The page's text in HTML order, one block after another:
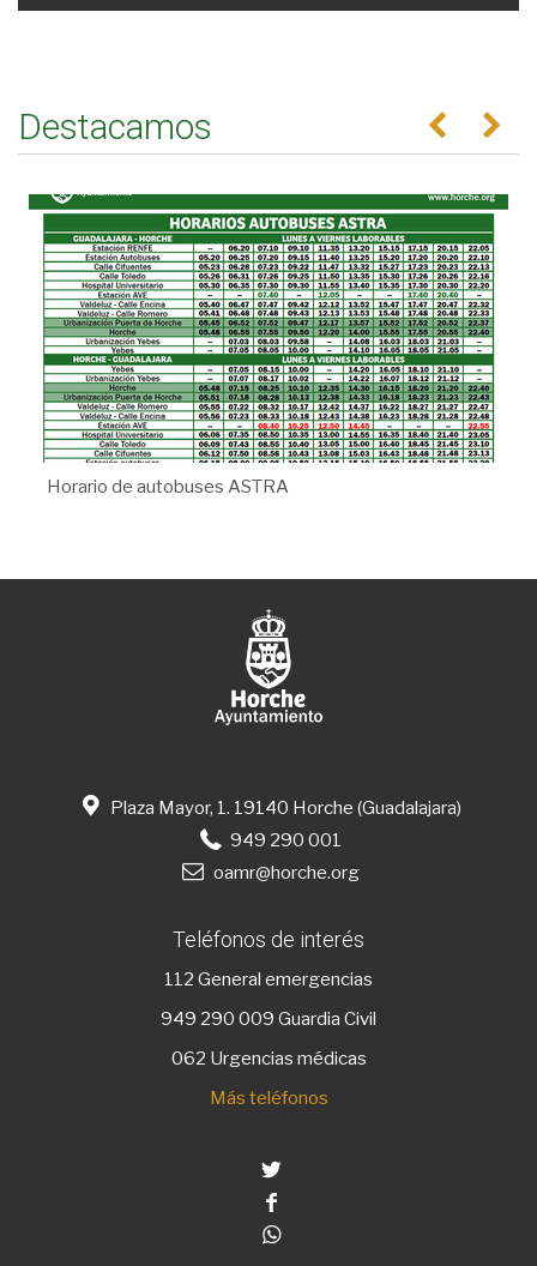
Destacamos Anterior
Horario de autobuses ASTRA
Plaza Mayor, 1. 19140 Horche (Guadalajara)
949 290 001
oamr@horche.org
Teléfonos de interés
112 General emergencias
949 290 009 Guardia Civil
062 Urgencias médicas
Más teléfonos